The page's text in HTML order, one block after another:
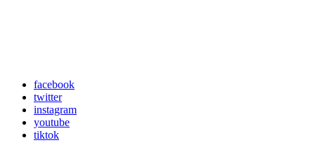
facebook
twitter
instagram
youtube
tiktok